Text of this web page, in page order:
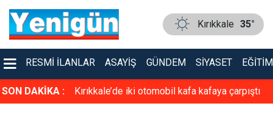
Kırıkkale 35°
RESMI İLANLAR ASAYIŞ GÜNDEM SIYASET EĞITIM
SON DAKİKA : Kırıkkale’de iki otomobil kafa kafaya çarpıştı